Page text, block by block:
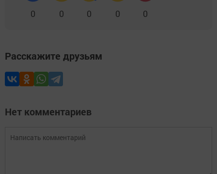
0 0 0 0 0
Расскажите друзьям
Нет комментариев